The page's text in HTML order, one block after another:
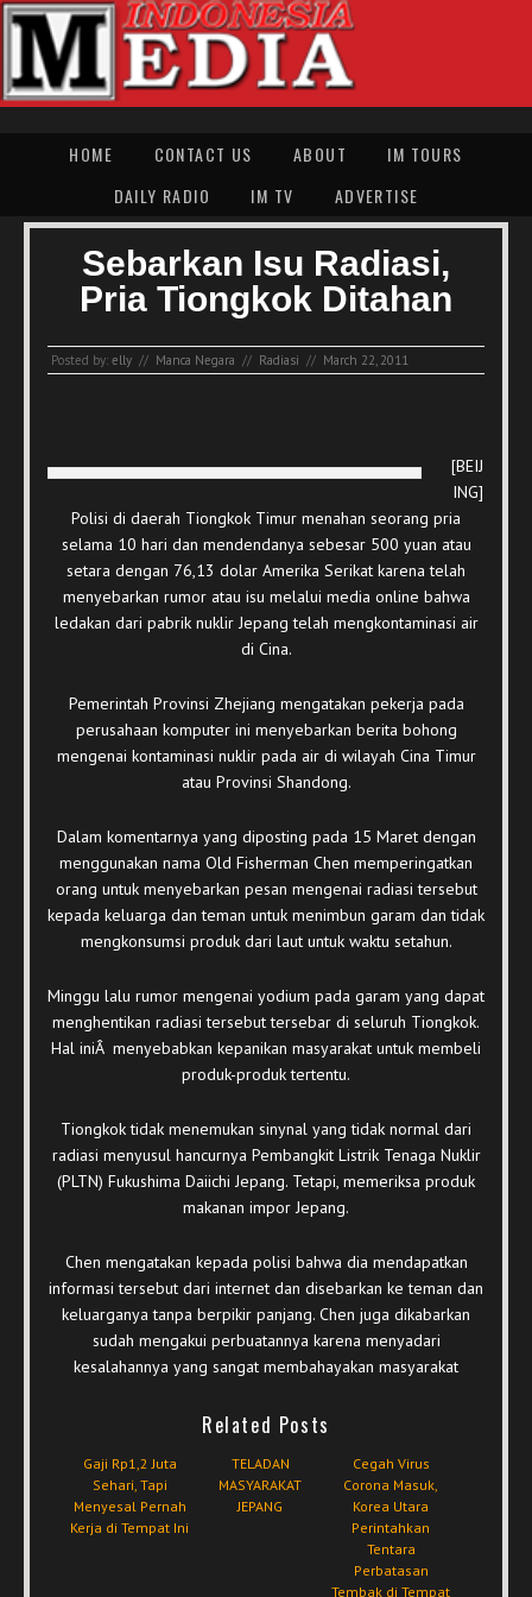
HOME CONTACT US ABOUT
IM TOURS
DAILY RADIO
IM TV ADVERTISE
Sebarkan Isu Radiasi,
Pria Tiongkok Ditahan
Posted by: elly // Manca Negara // Radiasi // March 22, 2011
[BEIJ
ING]
Polisi di daerah Tiongkok Timur menahan seorang pria
selama 10 hari dan mendendanya sebesar 500 yuan atau
setara dengan 76,13 dolar Amerika Serikat karena telah
menyebarkan rumor atau isu melalui media online bahwa
ledakan dari pabrik nuklir Jepang telah mengkontaminasi air
di Cina.
Pemerintah Provinsi Zhejiang mengatakan pekerja pada
perusahaan komputer ini menyebarkan berita bohong
mengenai kontaminasi nuklir pada air di wilayah Cina Timur
atau Provinsi Shandong.
Dalam komentarnya yang diposting pada 15 Maret dengan
menggunakan nama Old Fisherman Chen memperingatkan
orang untuk menyebarkan pesan mengenai radiasi tersebut
kepada keluarga dan teman untuk menimbun garam dan tidak
mengkonsumsi produk dari laut untuk waktu setahun.
Minggu lalu rumor mengenai yodium pada garam yang dapat
menghentikan radiasi tersebut tersebar di seluruh Tiongkok.
Hal iniÂ menyebabkan kepanikan masyarakat untuk membeli
produk-produk tertentu.
Tiongkok tidak menemukan sinynal yang tidak normal dari
radiasi menyusul hancurnya Pembangkit Listrik Tenaga Nuklir
(PLTN) Fukushima Daiichi Jepang. Tetapi, memeriksa produk
makanan impor Jepang.
Chen mengatakan kepada polisi bahwa dia mendapatkan
informasi tersebut dari internet dan disebarkan ke teman dan
keluarganya tanpa berpikir panjang. Chen juga dikabarkan
sudah mengakui perbuatannya karena menyadari
kesalahannya yang sangat membahayakan masyarakat
Related Posts
Gaji Rp1,2 Juta
Sehari, Tapi
Menyesal Pernah
Kerja di Tempat Ini
TELADAN
MASYARAKAT
JEPANG
Cegah Virus
Corona Masuk,
Korea Utara
Perintahkan
Tentara
Perbatasan
Tembak di Tempat